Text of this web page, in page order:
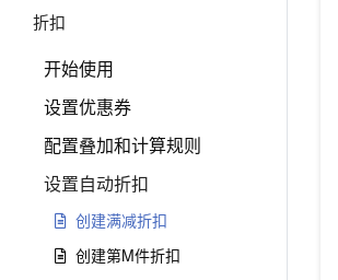
折扣
开始使用
设置优惠券
配置叠加和计算规则
设置自动折扣
创建满减折扣
创建第M件折扣